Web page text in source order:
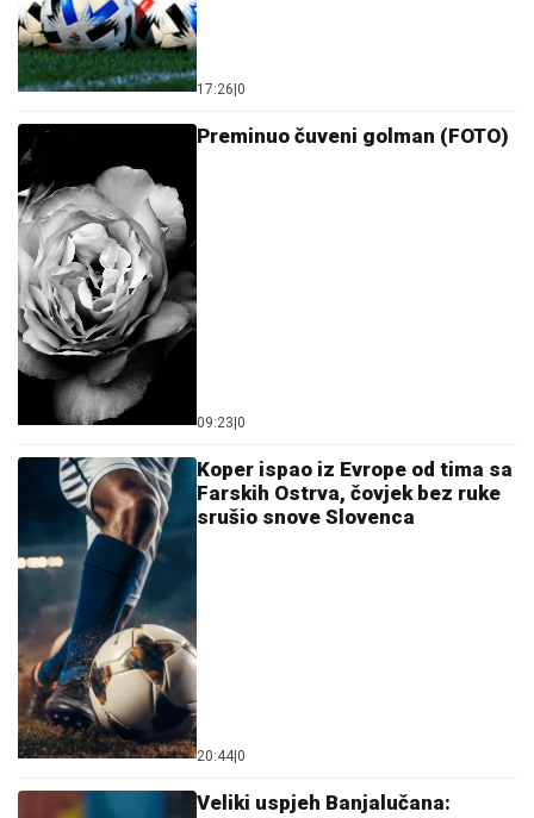
17:26 0
Preminuo čuveni golman (FOTO)
09:23 0
Koper ispao iz Evrope od tima sa
Farskih Ostrva, čovjek bez ruke
srušio snove Slovenca
20:44 0
Veliki uspjeh Banjalučana: